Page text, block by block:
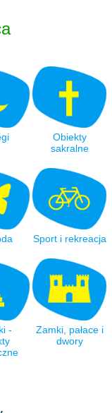
Obiekty
sakralne
Sport i rekreacja
-
Zamki, pałace i
dwory